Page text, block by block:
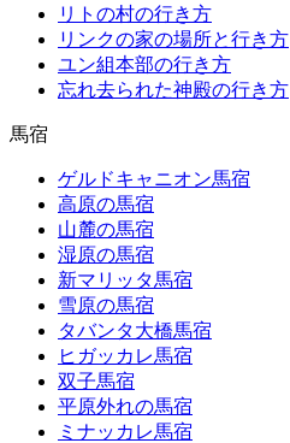
リトの村の行き方
リンクの家の場所と行き方
ユン組本部の行き方
忘れ去られた神殿の行き方
馬宿
ゲルドキャニオン馬宿
高原の馬宿
山麓の馬宿
湿原の馬宿
新マリッタ馬宿
雪原の馬宿
タバンタ大橋馬宿
ヒガッカレ馬宿
双子馬宿
平原外れの馬宿
ミナッカレ馬宿